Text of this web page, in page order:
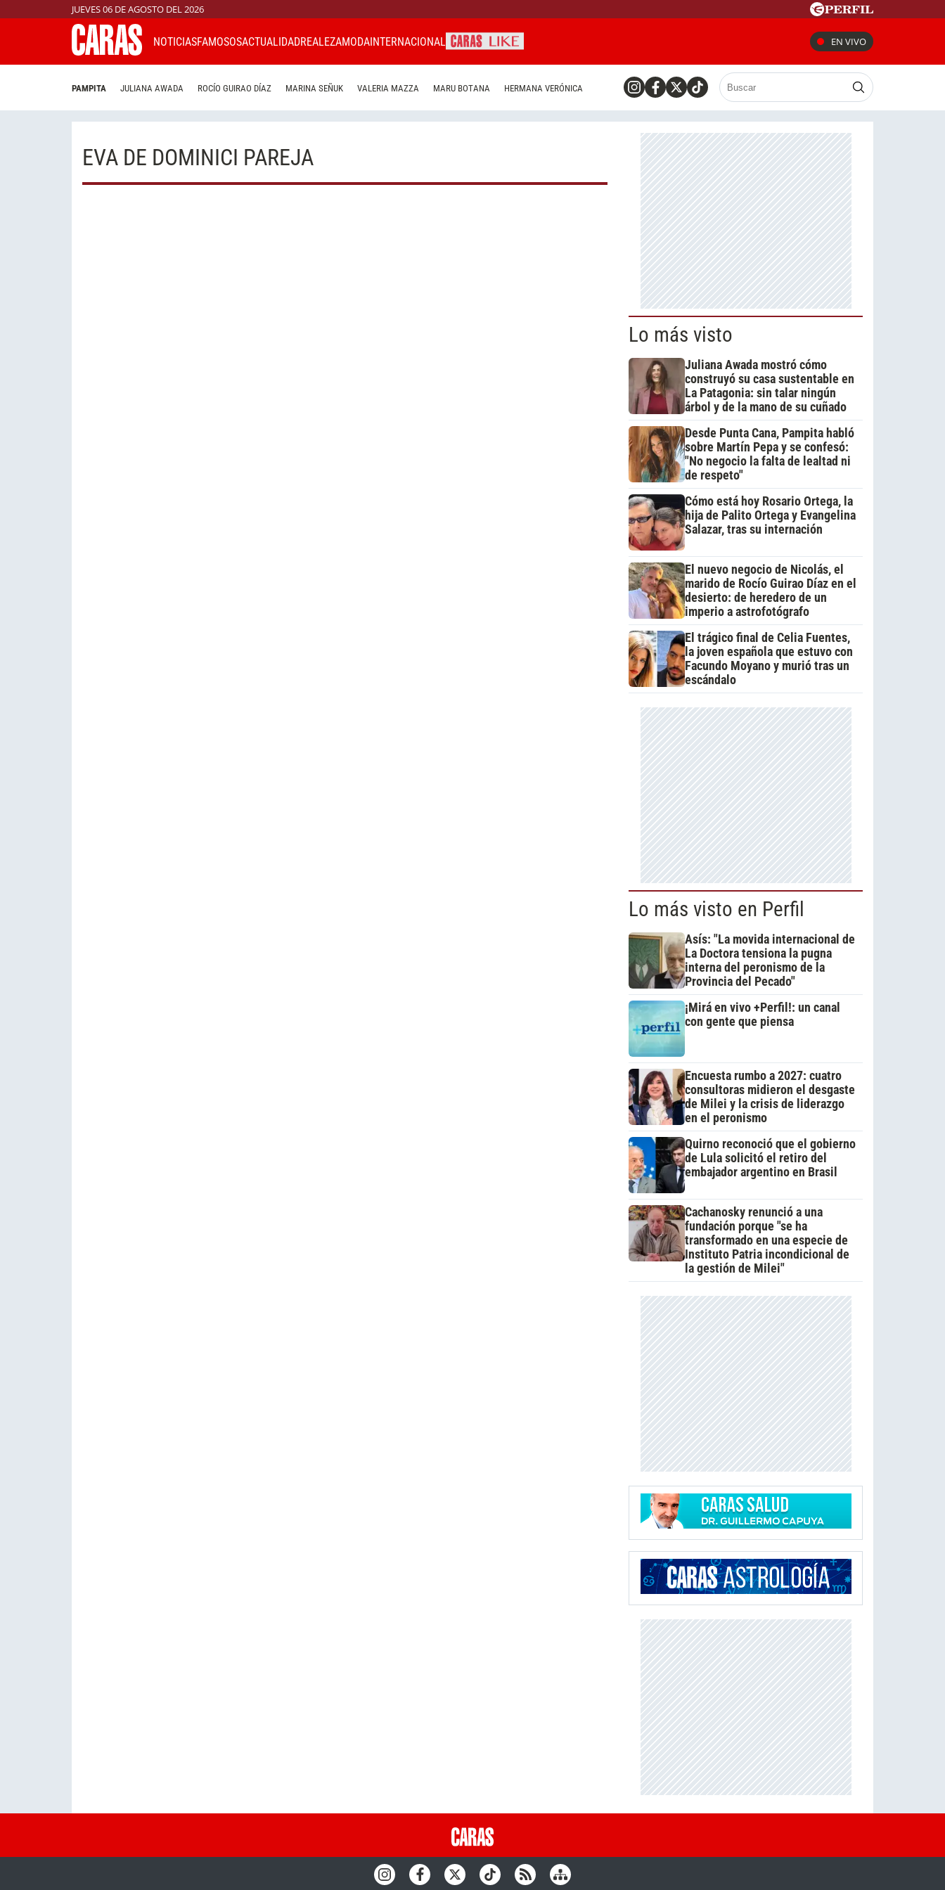
JUEVES 06 DE AGOSTO DEL 2026
NOTICIASFAMOSOSACTUALIDADREALEZAMODAINTERNACIONAL EN VIVO
PAMPITA JULIANA AWADA ROCÍO GUIRAO DÍAZ MARINA SEÑUK VALERIA MAZZA MARU BOTANA HERMANA VERÓNICA
EVA DE DOMINICI PAREJA
Lo más visto
Juliana Awada mostró cómo
construyó su casa sustentable en
La Patagonia: sin talar ningún
árbol y de la mano de su cuñado
Desde Punta Cana, Pampita habló
sobre Martín Pepa y se confesó:
"No negocio la falta de lealtad ni
de respeto"
Cómo está hoy Rosario Ortega, la
hija de Palito Ortega y Evangelina
Salazar, tras su internación
El nuevo negocio de Nicolás, el
marido de Rocío Guirao Díaz en el
desierto: de heredero de un
imperio a astrofotógrafo
El trágico final de Celia Fuentes,
la joven española que estuvo con
Facundo Moyano y murió tras un
escándalo
Lo más visto en Perfil
Asís: "La movida internacional de
La Doctora tensiona la pugna
interna del peronismo de la
Provincia del Pecado"
¡Mirá en vivo +Perfil!: un canal
con gente que piensa
Encuesta rumbo a 2027: cuatro
consultoras midieron el desgaste
de Milei y la crisis de liderazgo
en el peronismo
Quirno reconoció que el gobierno
de Lula solicitó el retiro del
embajador argentino en Brasil
Cachanosky renunció a una
fundación porque "se ha
transformado en una especie de
Instituto Patria incondicional de
la gestión de Milei"